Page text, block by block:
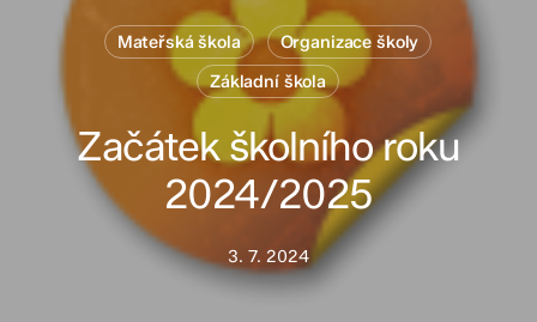
Mateřská škola
Organizace školy
Základní škola
Začátek školního roku
2024/2025
3. 7. 2024